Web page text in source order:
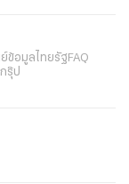
ข้อมูลไทยรัฐFAQ
รุ๊ป